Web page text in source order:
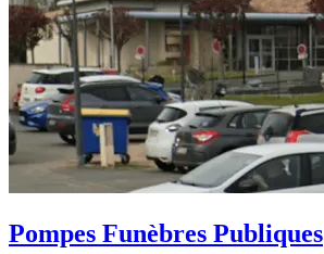
Pompes Funèbres Publiques